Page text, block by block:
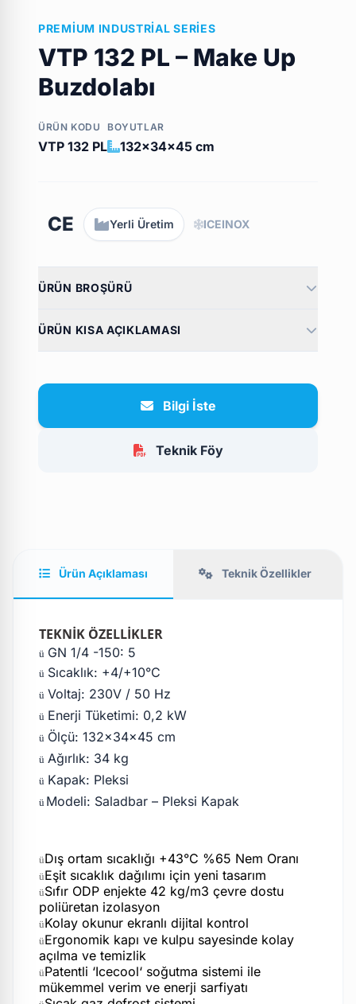
PREMIUM INDUSTRIAL SERIES
VTP 132 PL – Make Up
Buzdolabı
ÜRÜN KODU
VTP 132 PL
BOYUTLAR
132x34x45 cm
CE Yerli Üretim ICEINOX
ÜRÜN BROŞÜRÜ
ÜRÜN KISA AÇIKLAMASI
Bilgi İste
Teknik Föy
Ürün Açıklaması Teknik Özellikler
TEKNİK ÖZELLİKLER
ü GN 1/4 -150: 5
ü Sıcaklık: +4/+10°C
ü Voltaj: 230V / 50 Hz
ü Enerji Tüketimi: 0,2 kW
ü Ölçü: 132x34x45 cm
ü Ağırlık: 34 kg
ü Kapak: Pleksi
ü Modeli: Saladbar – Pleksi Kapak
üDış ortam sıcaklığı +43°C %65 Nem Oranı
üEşit sıcaklık dağılımı için yeni tasarım
üSıfır ODP enjekte 42 kg/m3 çevre dostu
poliüretan izolasyon
üKolay okunur ekranlı dijital kontrol
üErgonomik kapı ve kulpu sayesinde kolay
açılma ve temizlik
üPatentli ‘Icecool‘ soğutma sistemi ile
mükemmel verim ve enerji sarfiyatı